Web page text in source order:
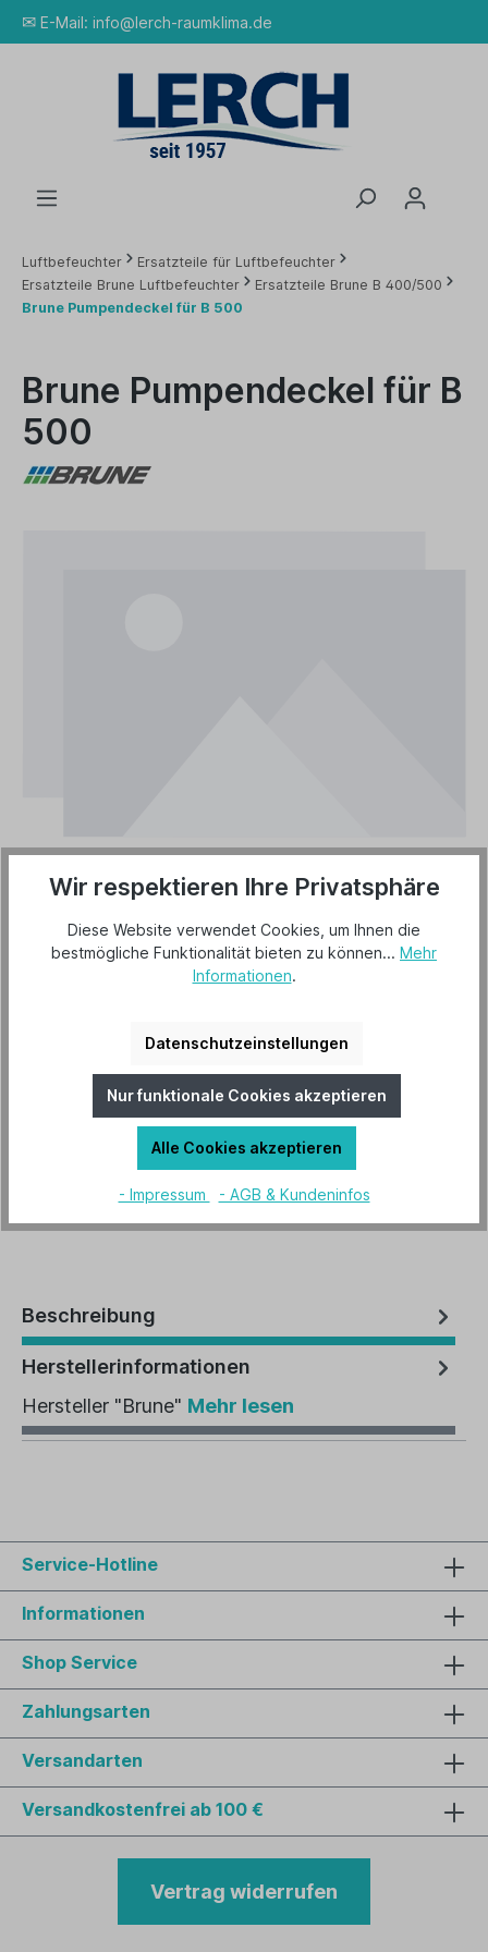
✉ E-Mail: info@lerch-raumklima.de
Luftbefeuchter
Ersatzteile für Luftbefeuchter
Ersatzteile Brune Luftbefeuchter
Ersatzteile Brune B 400/500
Brune Pumpendeckel für B 500
Brune Pumpendeckel für B
500
Lieferzeit 2-3 Tage
In den Warenkorb
Beschreibung
Herstellerinformationen
Hersteller "Brune" Mehr lesen
Service-Hotline
Informationen
Shop Service
Zahlungsarten
Versandarten
Versandkostenfrei ab 100 €
Vertrag widerrufen
Wir respektieren Ihre Privatsphäre
Diese Website verwendet Cookies, um Ihnen die
bestmögliche Funktionalität bieten zu können... Mehr
Informationen.
Datenschutzeinstellungen
Nur funktionale Cookies akzeptieren
Alle Cookies akzeptieren
- Impressum - AGB & Kundeninfos